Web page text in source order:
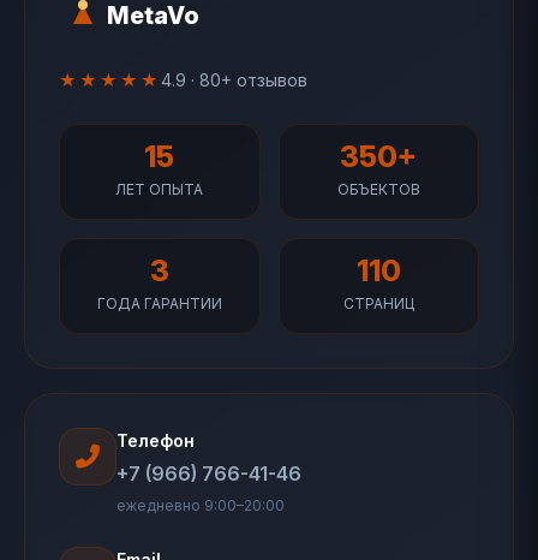
MetaVo
★★★★★ 4.9 · 80+ отзывов
15
ЛЕТ ОПЫТА
350+
ОБЪЕКТОВ
3
ГОДА ГАРАНТИИ
110
СТРАНИЦ
Телефон
+7 (966) 766-41-46
ежедневно 9:00–20:00